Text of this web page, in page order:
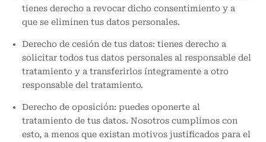
tienes derecho a revocar dicho consentimiento y a
que se eliminen tus datos personales.
Derecho de cesión de tus datos: tienes derecho a
solicitar todos tus datos personales al responsable del
tratamiento y a transferirlos íntegramente a otro
responsable del tratamiento.
Derecho de oposición: puedes oponerte al
tratamiento de tus datos. Nosotros cumplimos con
esto, a menos que existan motivos justificados para el